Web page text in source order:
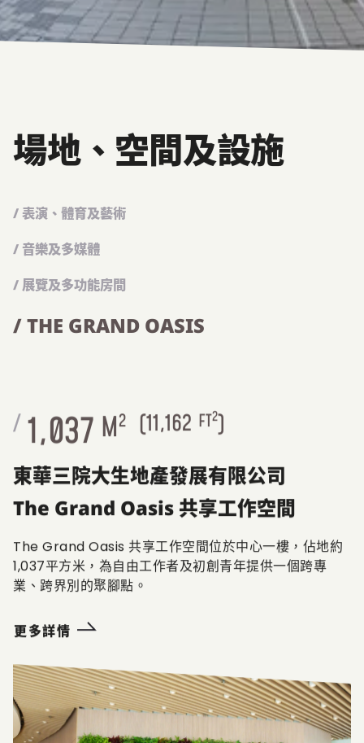
場地、空間及設施
/ 表演、體育及藝術
/ 音樂及多媒體
/ 展覽及多功能房間
/ THE GRAND OASIS
/ 1,037 M2 (11,162 FT2)
東華三院大生地產發展有限公司
The Grand Oasis 共享工作空間
The Grand Oasis 共享工作空間位於中心一樓，佔地約
1,037平方米，為自由工作者及初創青年提供一個跨專
業、跨界別的聚腳點。
更多詳情